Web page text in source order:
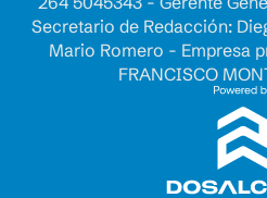
Secretario de Redacción:
Mario Romero - Empresa
FRANCISCO